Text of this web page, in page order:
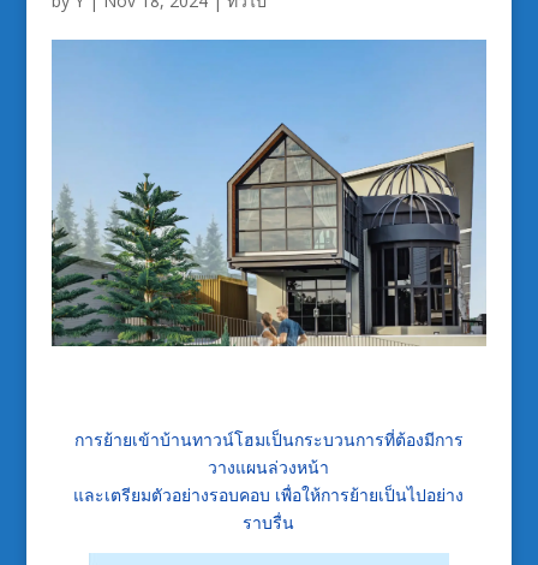
การย้ายเข้าบ้านทาวน์โฮมเป็นกระบวนการที่ต้องมีการ
วางแผนล่วงหน้า
และเตรียมตัวอย่างรอบคอบ เพื่อให้การย้ายเป็นไปอย่าง
ราบรื่น